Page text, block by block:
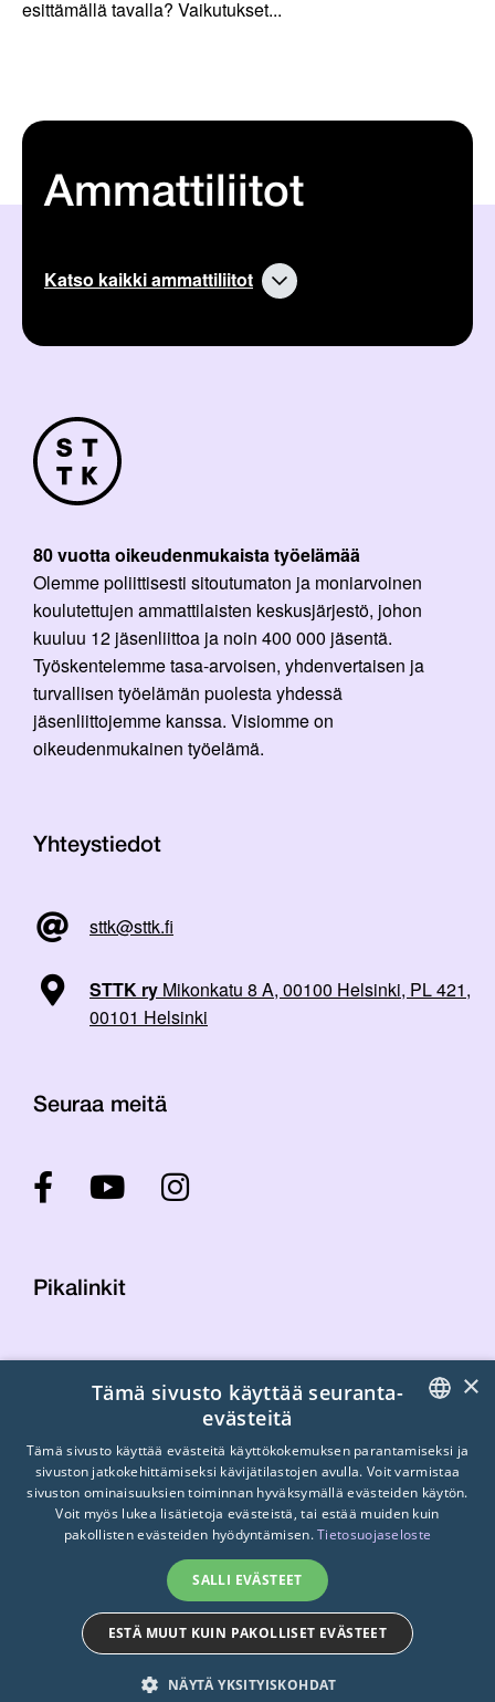
esittämällä tavalla? Vaikutukset...
Ammattiliitot
Katso kaikki ammattiliitot
80 vuotta oikeudenmukaista työelämää
Olemme poliittisesti sitoutumaton ja moniarvoinen
koulutettujen ammattilaisten keskusjärjestö, johon
kuuluu 12 jäsenliittoa ja noin 400 000 jäsentä.
Työskentelemme tasa-arvoisen, yhdenvertaisen ja
turvallisen työelämän puolesta yhdessä
jäsenliittojemme kanssa. Visiomme on
oikeudenmukainen työelämä.
Yhteystiedot
sttk@sttk.fi
STTK ry Mikonkatu 8 A, 00100 Helsinki, PL 421,
00101 Helsinki
Seuraa meitä
Pikalinkit
Laskutustiedot
Tietosuojaseloste
Turvallisemman tilan periaatteet
© 2026 STTK. Made with ❤ byAvoin.Systems
FINNISH
SWEDISH
×
Tämä sivusto käyttää seuranta-
evästeitä
Tämä sivusto käyttää evästeitä käyttökokemuksen parantamiseksi ja
sivuston jatkokehittämiseksi kävijätilastojen avulla. Voit varmistaa
sivuston ominaisuuksien toiminnan hyväksymällä evästeiden käytön.
Voit myös lukea lisätietoja evästeistä, tai estää muiden kuin
pakollisten evästeiden hyödyntämisen.Tietosuojaseloste
SALLI EVÄSTEET
ESTÄ MUUT KUIN PAKOLLISET EVÄSTEET
NÄYTÄ YKSITYISKOHDAT